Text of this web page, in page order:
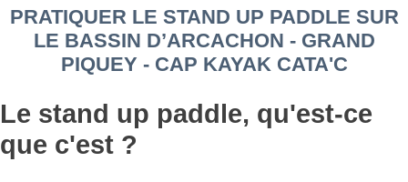
PRATIQUER LE STAND UP PADDLE SUR
LE BASSIN D’ARCACHON - GRAND
PIQUEY - CAP KAYAK CATA'C
Le stand up paddle, qu'est-ce
que c'est ?